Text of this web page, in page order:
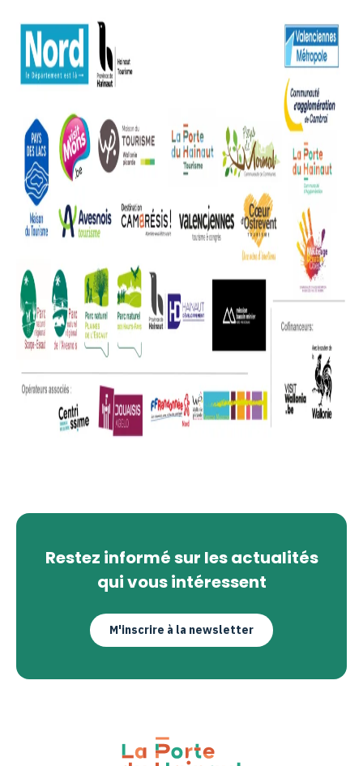
Restez informé sur les actualités
qui vous intéressent
M'inscrire à la newsletter